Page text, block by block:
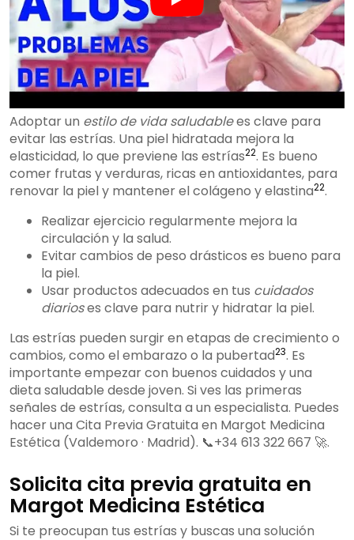
Adoptar un estilo de vida saludablees clave para
evitar las estrías. Una piel hidratada mejora la
elasticidad, lo que previene las estrías22. Es bueno
comer frutas y verduras, ricas en antioxidantes, para
renovar la piel y mantener el colágeno y elastina22.
Realizar ejercicio regularmente mejora la
circulación y la salud.
Evitar cambios de peso drásticos es bueno para
la piel.
Usar productos adecuados en tus cuidados
diarioses clave para nutrir y hidratar la piel.
Las estrías pueden surgir en etapas de crecimiento o
cambios, como el embarazo o la pubertad23. Es
importante empezar con buenos cuidados y una
dieta saludable desde joven. Si ves las primeras
señales de estrías, consulta a un especialista. Puedes
hacer una Cita Previa Gratuita en Margot Medicina
Estética (Valdemoro · Madrid). 📞+34 613 322 667 🚀.
Solicita cita previa gratuita en
Margot Medicina Estética
Si te preocupan tus estrías y buscas una solución